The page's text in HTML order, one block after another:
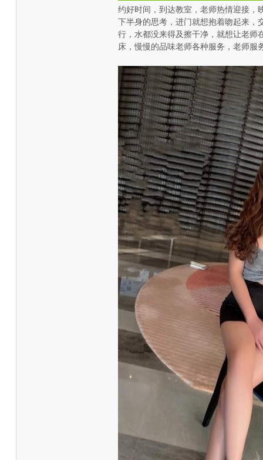
约好时间，到达教室，老师热情迎接，
下半身的思考，进门就想抱着吻起来，
行，水都没来得及擦干净，就想让老师
床，慢慢的品味老师各种服务，老师服